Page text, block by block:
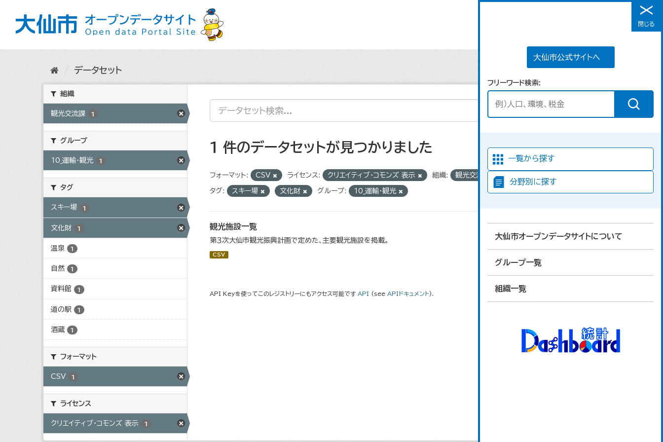
メニュー
大仙市公式サイトへ
フリーワード検索
一覧から探す
分野別に探す
大仙市オープンデータサイトについて
グループ一覧
組織一覧
閉じる
データセット
組織
観光交流課 1
グループ
10_運輸・観光 1
タグ
スキー場 1
文化財 1
温泉 1
自然 1
資料館 1
道の駅 1
酒蔵 1
フォーマット
CSV 1
ライセンス
クリエイティブ・コモンズ 表示 1
1 件のデータセットが見つかりました
フォーマット: CSV ライセンス: クリエイティブ・コモンズ 表示 組織: 観光交流課
タグ: スキー場 文化財 グループ: 10_運輸・観光
観光施設一覧
第３次大仙市観光振興計画で定めた、主要観光施設を掲載。
CSV
API Keyを使ってこのレジストリーにもアクセス可能です API (see APIドキュメント).